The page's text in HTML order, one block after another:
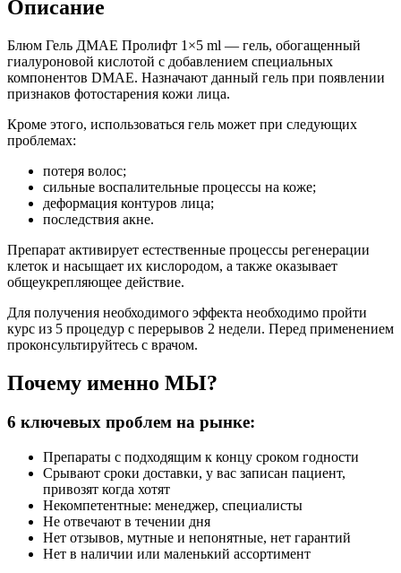
Описание
Блюм Гель ДМАЕ Пролифт 1×5 ml — гель, обогащенный
гиалуроновой кислотой с добавлением специальных
компонентов DMAE. Назначают данный гель при появлении
признаков фотостарения кожи лица.
Кроме этого, использоваться гель может при следующих
проблемах:
потеря волос;
сильные воспалительные процессы на коже;
деформация контуров лица;
последствия акне.
Препарат активирует естественные процессы регенерации
клеток и насыщает их кислородом, а также оказывает
общеукрепляющее действие.
Для получения необходимого эффекта необходимо пройти
курс из 5 процедур с перерывов 2 недели. Перед применением
проконсультируйтесь с врачом.
Почему именно МЫ?
6 ключевых проблем на рынке:
Препараты с подходящим к концу сроком годности
Срывают сроки доставки, у вас записан пациент,
привозят когда хотят
Некомпетентные: менеджер, специалисты
Не отвечают в течении дня
Нет отзывов, мутные и непонятные, нет гарантий
Нет в наличии или маленький ассортимент